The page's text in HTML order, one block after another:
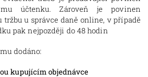
účtenku. Zároveň je povinen
tržbu u správce daně online, v případě
pak nejpozději do 48 hodin
dodáno:
kupujícím objednávce